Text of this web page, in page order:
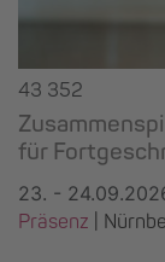
43 352
für
23. -
Präsenz